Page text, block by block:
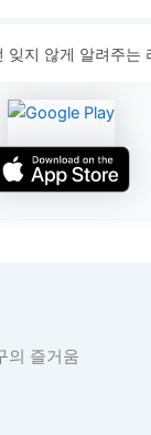
잊지 않게 알려주는
의 즐거움